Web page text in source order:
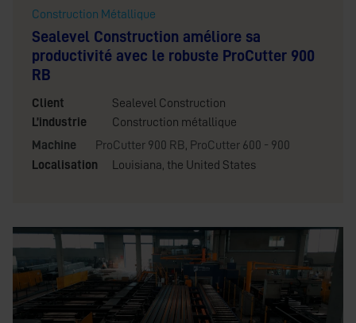
Construction Métallique
Sealevel Construction améliore sa
productivité avec le robuste ProCutter 900
RB
Client
Sealevel Construction
L’industrie
Construction métallique
Machine
ProCutter 900 RB, ProCutter 600 - 900
Localisation
Louisiana, the United States